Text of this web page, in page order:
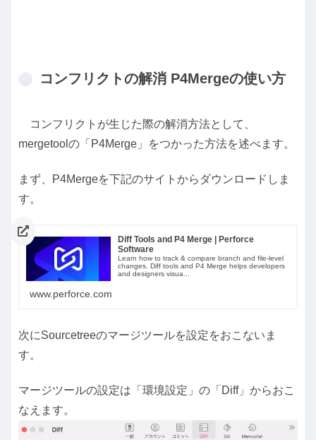
コンフリクトの解消 P4Mergeの使い方
コンフリクトが生じた際の解消方法として、
mergetoolの「P4Merge」をつかった方法を述べます。
まず、P4Mergeを下記のサイトからダウンロードしま
す。
Diff Tools and P4 Merge | Perforce
Software
Learn how to track & compare branch and file-level
changes. Diff tools and P4 Merge helps developers
and designers visua...
www.perforce.com
次にSourcetreeのマージツールを設定をおこないま
す。
マージツールの設定は「環境設定」の「Diff」からおこ
なえます。